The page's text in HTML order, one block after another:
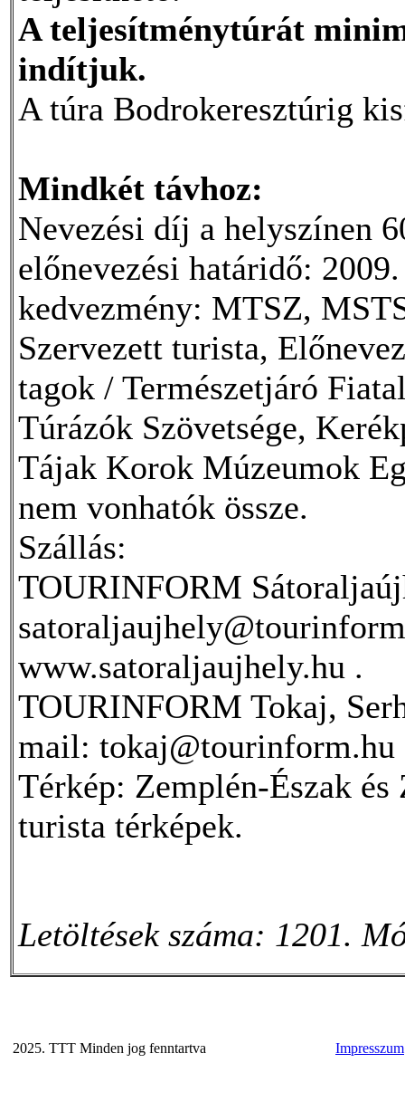
A teljesítménytúrát
indítjuk.
A túra Bodrokeresztúrig
Mindkét távhoz:
Nevezési díj a helyszínen
előnevezési határidő:
kedvezmény: MTSZ,
Szervezett turista,
tagok / Természetjáró
Túrázók Szövetsége,
Tájak Korok Múzeumok
nem vonhatók össze.
Szállás:
TOURINFORM
www.satoraljaujhely.hu .
TOURINFORM Tokaj,
mail:
Térkép: Zemplén-Észak
turista térképek.
Letöltések száma: 1201.
2025. TTT Minden jog fenntartva Impresszum